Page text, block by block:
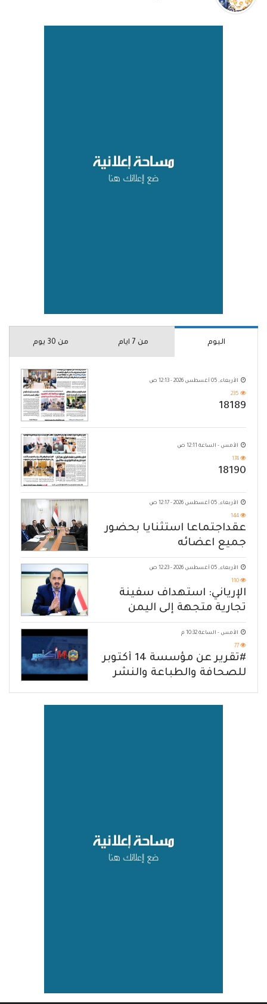
اليوم من 7 ايام من 30 يوم
الأربعاء, 05 أغسطس 2026 - 12:13 ص
235
18189
الأمس - الساعة 12:11 ص
174
18190
الأربعاء, 05 أغسطس 2026 - 12:17 ص
144
عقداجتماعا استثنايا بحضور
جميع اعضائه
الأربعاء, 05 أغسطس 2026 - 12:23 ص
110
الإرياني: استهداف سفينة
تجارية متجهة إلى اليمن
يكشف حصار الحوثي للشعب
الأمس - الساعة 10:32 م
77
#تقرير عن مؤسسة 14 أكتوبر
للصحافة والطباعة والنشر